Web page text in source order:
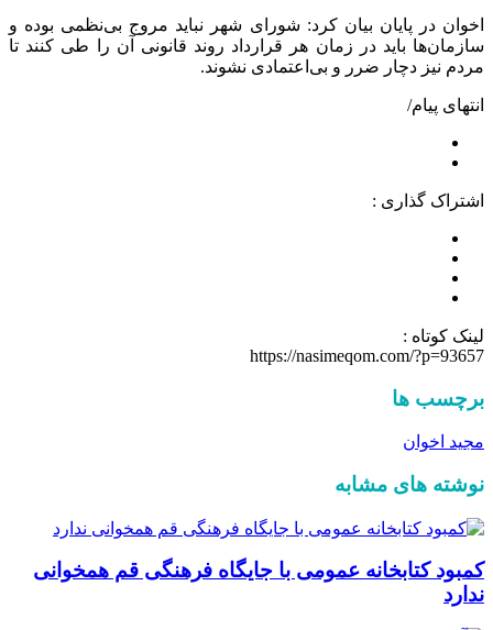
اخوان در پایان بیان کرد: شورای شهر نباید مروج بی‌نظمی بوده و
سازمان‌ها باید در زمان هر قرارداد روند قانونی آن را طی کنند تا
مردم نیز دچار ضرر و بی‌اعتمادی نشوند.
انتهای پیام/
اشتراک گذاری :
لینک کوتاه :
https://nasimeqom.com/?p=93657
برچسب ها
مجید اخوان
نوشته های مشابه
کمبود کتابخانه عمومی با جایگاه فرهنگی قم همخوانی
ندارد